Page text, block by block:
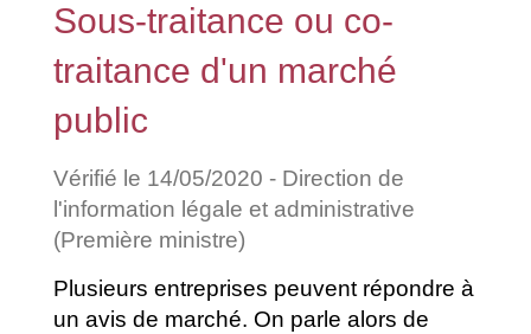
Sous-traitance ou co-
traitance d'un marché
public
Vérifié le 14/05/2020 - Direction de
l'information légale et administrative
(Première ministre)
Plusieurs entreprises peuvent répondre à
un avis de marché. On parle alors de